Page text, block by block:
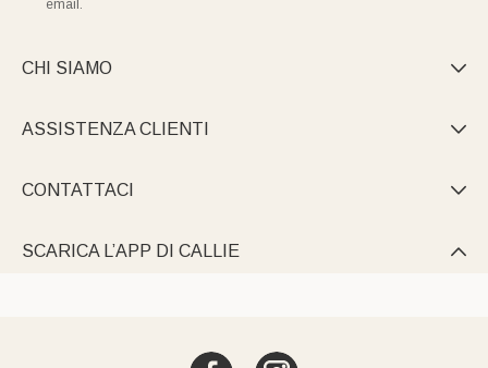
email.
CHI SIAMO 
ASSISTENZA CLIENTI 
CONTATTACI 
SCARICA L’APP DI CALLIE 